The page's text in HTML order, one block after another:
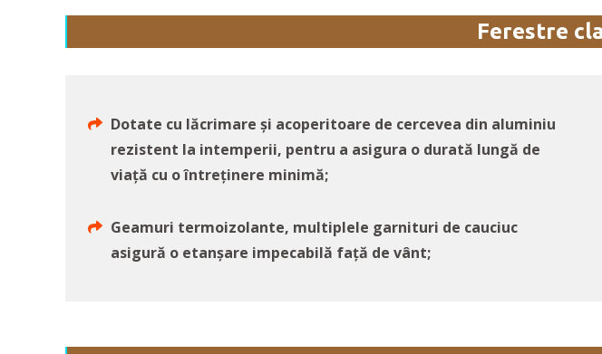
Ferestre
Dotate cu lăcrimare și acoperitoare de cercevea din aluminiu
rezistent la intemperii, pentru a asigura o durată lungă de
viață cu o întreținere minimă;
Geamuri termoizolante, multiplele garnituri de cauciuc
asigură o etanșare impecabilă față de vânt;